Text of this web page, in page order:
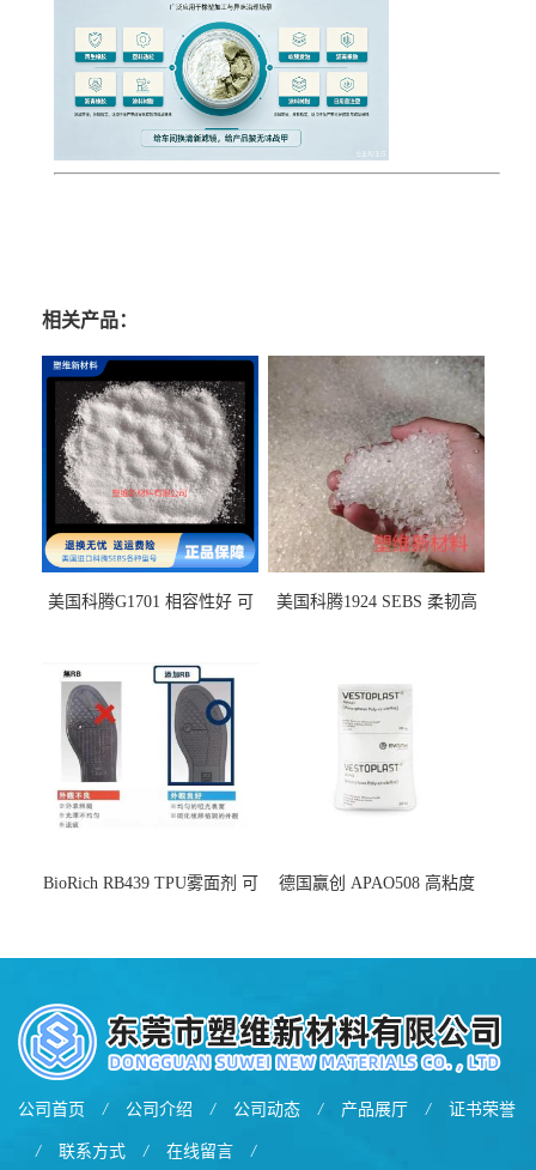
相关产品：
美国科腾G1701 相容性好 可
美国科腾1924 SEBS 柔韧高
BioRich RB439 TPU雾面剂 可
德国赢创 APAO508 高粘度
公司首页 / 公司介绍 / 公司动态 / 产品展厅 / 证书荣誉
/ 联系方式 / 在线留言 /